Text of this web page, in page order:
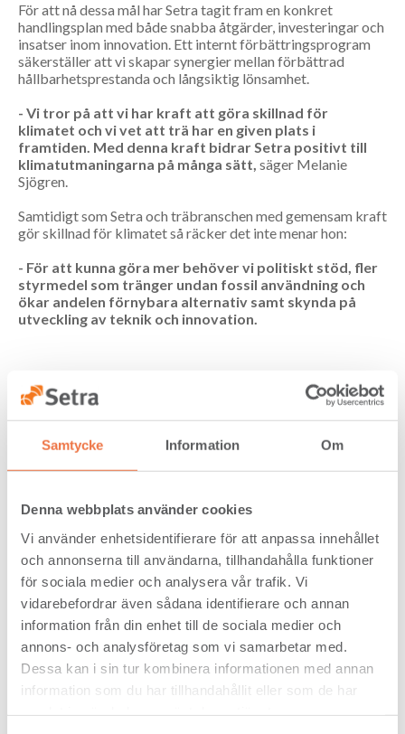
Samtycke Information Om
Denna webbplats använder cookies
Vi använder enhetsidentifierare för att anpassa innehållet
och annonserna till användarna, tillhandahålla funktioner
för sociala medier och analysera vår trafik. Vi
vidarebefordrar även sådana identifierare och annan
information från din enhet till de sociala medier och
annons- och analysföretag som vi samarbetar med.
Dessa kan i sin tur kombinera informationen med annan
information som du har tillhandahållit eller som de har
För att nå dessa mål har Setra tagit fram en konkret
handlingsplan med både snabba åtgärder, investeringar och
insatser inom innovation. Ett internt förbättringsprogram
säkerställer att vi skapar synergier mellan förbättrad
hållbarhetsprestanda och långsiktig lönsamhet.
- Vi tror på att vi har kraft att göra skillnad för
klimatet och vi vet att trä har en given plats i
framtiden. Med denna kraft bidrar Setra positivt till
klimatutmaningarna på många sätt, säger Melanie
Sjögren.
Samtidigt som Setra och träbranschen med gemensam kraft
gör skillnad för klimatet så räcker det inte menar hon:
- För att kunna göra mer behöver vi politiskt stöd, fler
styrmedel som tränger undan fossil användning och
ökar andelen förnybara alternativ samt skynda på
utveckling av teknik och innovation.
Trävarorna som vi säljer på ett år lagrar 1,3 miljoner ton